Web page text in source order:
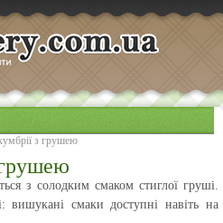
з грушею
грушею
з солодким смаком стиглої груші.
вишукані смаки доступні навіть на